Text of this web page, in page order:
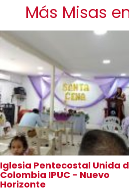
Más Misas
Iglesia Pentecostal Unida
Colombia IPUC - Nuevo
Horizonte